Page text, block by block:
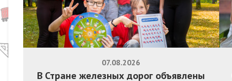
В Стране железных дорог объявлены
07.08.2026